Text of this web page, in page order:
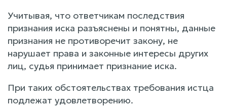
Учитывая, что ответчикам последствия
признания иска разъяснены и понятны, данные
признания не противоречит закону, не
нарушает права и законные интересы других
лиц, судья принимает признание иска.
При таких обстоятельствах требования истца
подлежат удовлетворению.